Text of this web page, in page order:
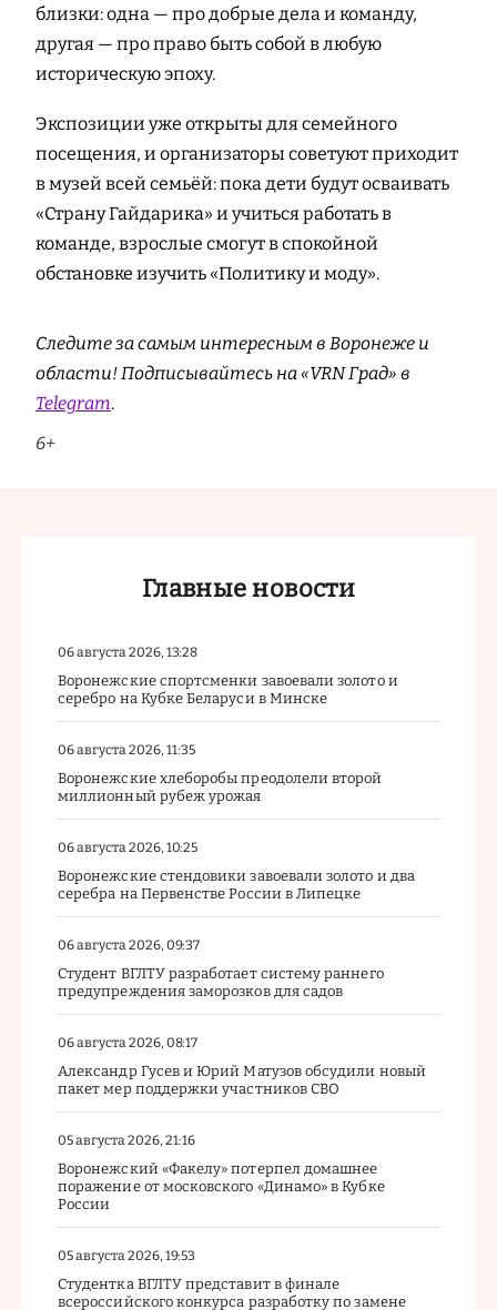
близки: одна — про добрые дела и команду,
другая — про право быть собой в любую
историческую эпоху.
Экспозиции уже открыты для семейного
посещения, и организаторы советуют приходит
в музей всей семьёй: пока дети будут осваивать
«Страну Гайдарика» и учиться работать в
команде, взрослые смогут в спокойной
обстановке изучить «Политику и моду».
Следите за самым интересным в Воронеже и
области! Подписывайтесь на «VRN Град» в
Telegram.
6+
Главные новости
06 августа 2026, 13:28
Воронежские спортсменки завоевали золото и
серебро на Кубке Беларуси в Минске
06 августа 2026, 11:35
Воронежские хлеборобы преодолели второй
миллионный рубеж урожая
06 августа 2026, 10:25
Воронежские стендовики завоевали золото и два
серебра на Первенстве России в Липецке
06 августа 2026, 09:37
Студент ВГЛТУ разработает систему раннего
предупреждения заморозков для садов
06 августа 2026, 08:17
Александр Гусев и Юрий Матузов обсудили новый
пакет мер поддержки участников СВО
05 августа 2026, 21:16
Воронежский «Факелу» потерпел домашнее
поражение от московского «Динамо» в Кубке
России
05 августа 2026, 19:53
Студентка ВГЛТУ представит в финале
всероссийского конкурса разработку по замене